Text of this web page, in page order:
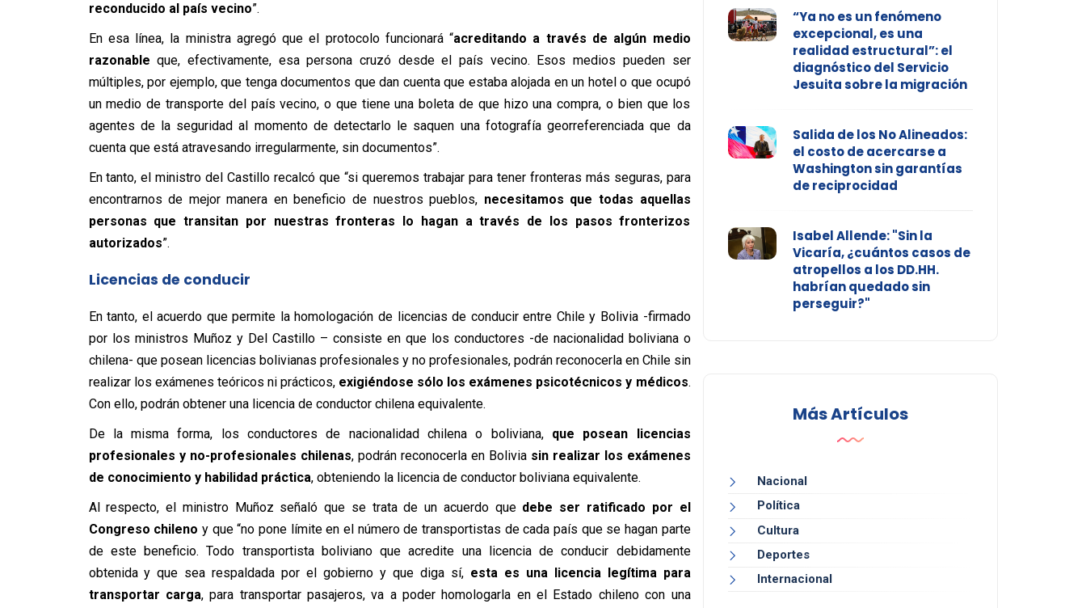
reconducido al país vecino”.
En esa línea, la ministra agregó que el protocolo funcionará “acreditando a través de algún medio
razonable que, efectivamente, esa persona cruzó desde el país vecino. Esos medios pueden ser
múltiples, por ejemplo, que tenga documentos que dan cuenta que estaba alojada en un hotel o que ocupó
un medio de transporte del país vecino, o que tiene una boleta de que hizo una compra, o bien que los
agentes de la seguridad al momento de detectarlo le saquen una fotografía georreferenciada que da
cuenta que está atravesando irregularmente, sin documentos”.
En tanto, el ministro del Castillo recalcó que “si queremos trabajar para tener fronteras más seguras, para
encontrarnos de mejor manera en beneficio de nuestros pueblos, necesitamos que todas aquellas
personas que transitan por nuestras fronteras lo hagan a través de los pasos fronterizos
autorizados”.
Licencias de conducir
En tanto, el acuerdo que permite la homologación de licencias de conducir entre Chile y Bolivia -firmado
por los ministros Muñoz y Del Castillo – consiste en que los conductores -de nacionalidad boliviana o
chilena- que posean licencias bolivianas profesionales y no profesionales, podrán reconocerla en Chile sin
realizar los exámenes teóricos ni prácticos, exigiéndose sólo los exámenes psicotécnicos y médicos.
Con ello, podrán obtener una licencia de conductor chilena equivalente.
De la misma forma, los conductores de nacionalidad chilena o boliviana, que posean licencias
profesionales y no-profesionales chilenas, podrán reconocerla en Bolivia sin realizar los exámenes
de conocimiento y habilidad práctica, obteniendo la licencia de conductor boliviana equivalente.
Al respecto, el ministro Muñoz señaló que se trata de un acuerdo que debe ser ratificado por el
Congreso chileno y que “no pone límite en el número de transportistas de cada país que se hagan parte
de este beneficio. Todo transportista boliviano que acredite una licencia de conducir debidamente
obtenida y que sea respaldada por el gobierno y que diga sí, esta es una licencia legítima para
transportar carga, para transportar pasajeros, va a poder homologarla en el Estado chileno con una
“Ya no es un fenómeno
excepcional, es una
realidad estructural”: el
diagnóstico del Servicio
Jesuita sobre la migración
Salida de los No Alineados:
el costo de acercarse a
Washington sin garantías
de reciprocidad
Isabel Allende: "Sin la
Vicaría, ¿cuántos casos de
atropellos a los DD.HH.
habrían quedado sin
perseguir?"
Más Artículos
Nacional
Política
Cultura
Deportes
Internacional